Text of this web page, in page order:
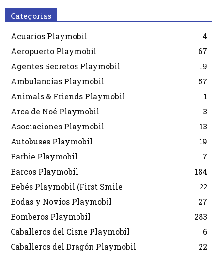
Categorias
Acuarios Playmobil
4
Aeropuerto Playmobil
67
Agentes Secretos Playmobil
19
Ambulancias Playmobil
57
Animals & Friends Playmobil
1
Arca de Noé Playmobil
3
Asociaciones Playmobil
13
Autobuses Playmobil
19
Barbie Playmobil
7
Barcos Playmobil
184
Bebés Playmobil (First Smile
22
Bodas y Novios Playmobil
27
Bomberos Playmobil
283
Caballeros del Cisne Playmobil
6
Caballeros del Dragón Playmobil
22